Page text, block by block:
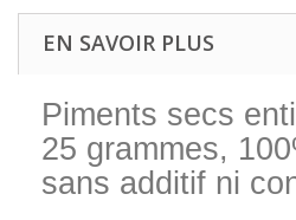
EN SAVOIR PLUS
Piments secs
25 grammes,
sans additif ni